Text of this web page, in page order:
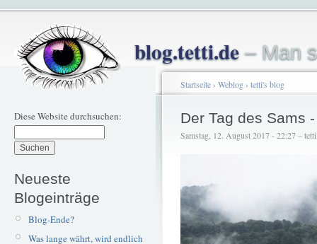
blog.tetti.de– Man
Diese Website durchsuchen:
Neueste
Blogeinträge
Blog-Ende?
Was lange währt, wird endlich
Startseite› Weblog› tetti's blog
Der Tag des Sams
Samstag, 12. August 2017 - 22:27 – tetti